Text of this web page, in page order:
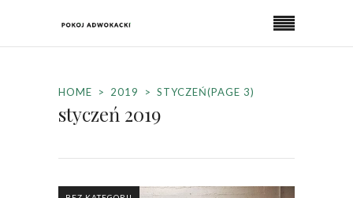
HOME 2019 STYCZEŃ(PAGE 3)
styczeń 2019